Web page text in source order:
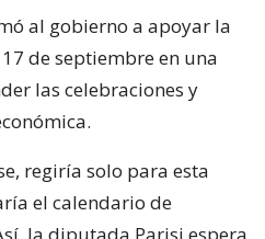
al gobierno a apoyar la
de septiembre en una
las celebraciones y
regiría solo para esta
el calendario de